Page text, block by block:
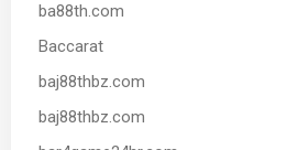
ba88th.com
Baccarat
baj88thbz.com
baj88thbz.com